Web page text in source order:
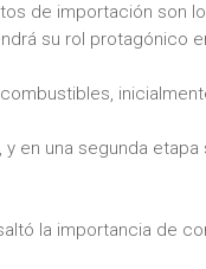
de importación son
su rol protagónico
en una segunda etapa
la importancia de